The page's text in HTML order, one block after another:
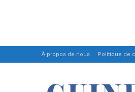
À propos de nous Politique de